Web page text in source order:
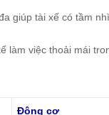
giúp tài xế có tầm
việc thoải mái
Động cơ